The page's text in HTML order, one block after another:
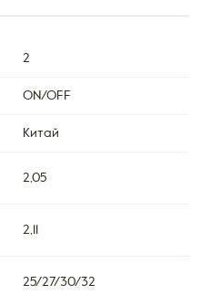
2
ON/OFF
Китай
2,05
2,11
25/27/30/32